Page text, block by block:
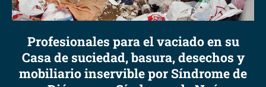
Profesionales para el vaciado en su
Casa de suciedad, basura, desechos y
mobiliario inservible por Síndrome de